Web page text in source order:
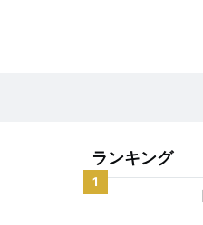
ランキング
1